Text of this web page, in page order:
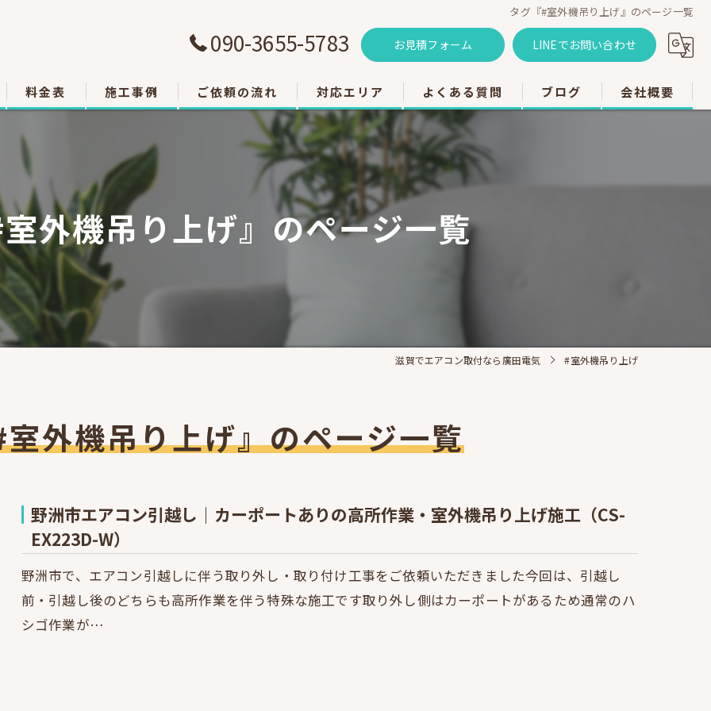
タグ『#室外機吊り上げ』のページ一覧
090-3655-5783 お見積フォーム LINEでお問い合わせ
料金表 施工事例 ご依頼の流れ 対応エリア
大津市のエアコン工事
草津市のエアコン工事
栗東市のエアコン工事
よくある質問 ブログ 会社概要
外機吊り上げ』のページ一覧
滋賀でエアコン取付なら廣田電気 #室外機吊り上げ
外機吊り上げ』のページ一覧
野洲市エアコン引越し｜カーポートありの高所作業・室外機吊り上げ施工（CS-
EX223D-W）
野洲市で、エアコン引越しに伴う取り外し・取り付け工事をご依頼いただきました今回は、引越し
前・引越し後のどちらも高所作業を伴う特殊な施工です取り外し側はカーポートがあるため通常のハ
シゴ作業が…